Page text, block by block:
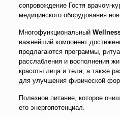
сопровождение Гостя врачом-
медицинского оборудования
Многофункциональный
важнейший компонент
предлагаются программы,
расслабления и восполнения
красоты лица и тела, а также
для улучшения физической
Полезное питание, которое
его энергопотенциал.